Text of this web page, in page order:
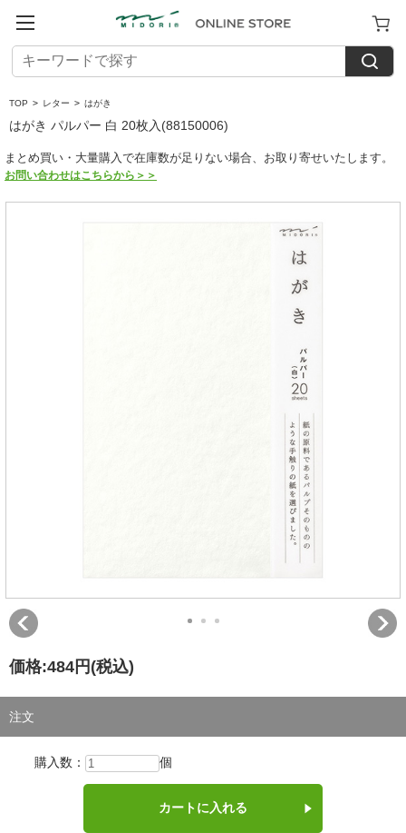
TOP > レター > はがき
はがき パルパー 白 20枚入(88150006)
まとめ買い・大量購入で在庫数が足りない場合、お取り寄せいたします。
お問い合わせはこちらから＞＞
価格:484円 (税込)
注文
購入数： 個